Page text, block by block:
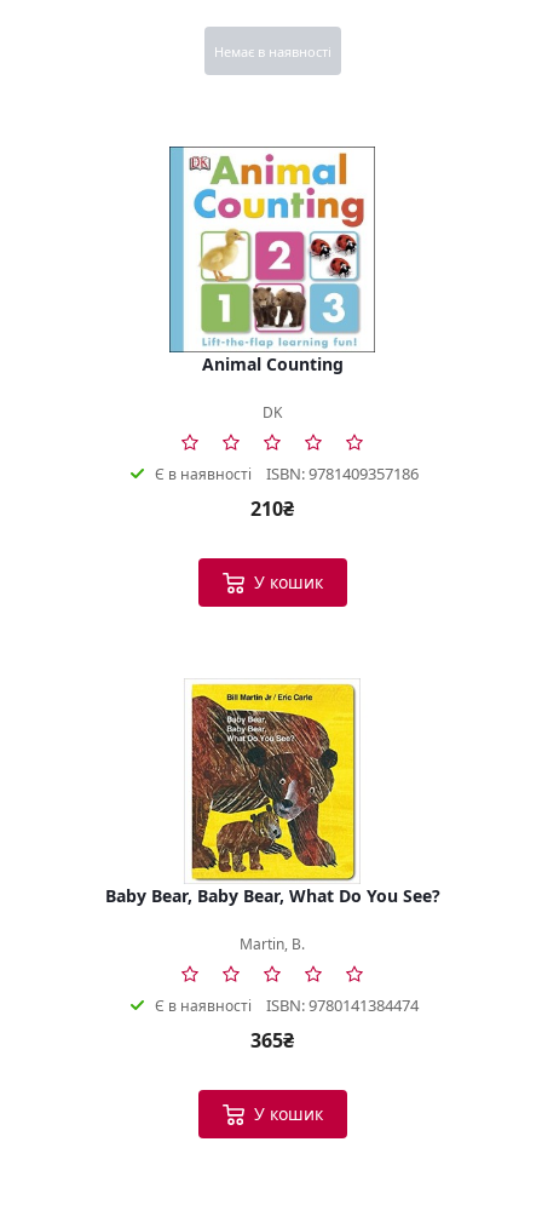
Немає в наявності
Animal Counting
DK
Є в наявності ISBN: 9781409357186
210₴
У кошик
Baby Bear, Baby Bear, What Do You See?
Martin, B.
Є в наявності ISBN: 9780141384474
365₴
У кошик